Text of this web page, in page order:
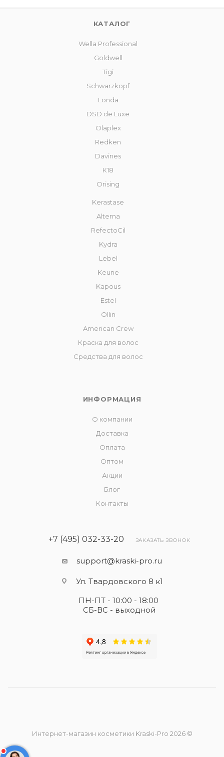
КАТАЛОГ
Wella Professional
Goldwell
Tigi
Schwarzkopf
Londa
DSD de Luxe
Olaplex
Redken
Davines
К18
Orising
Kerastase
Alterna
RefectoCil
Kydra
Lebel
Keune
Kapous
Estel
Ollin
American Crew
Краска для волос
Средства для волос
ИНФОРМАЦИЯ
О компании
Доставка
Оплата
Оптом
Акции
Блог
Контакты
+7 (495) 032-33-20 ЗАКАЗАТЬ ЗВОНОК
support@kraski-pro.ru
Ул. Твардовского 8 к1
ПН-ПТ - 10:00 - 18:00
СБ-ВС - выходной
Интернет-магазин косметики Kraski-Pro 2026 ©